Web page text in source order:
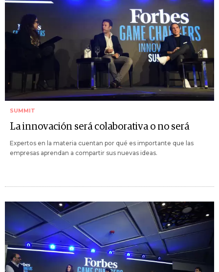
SUMMIT
La innovación será colaborativa o no será
Expertos en la materia cuentan por qué es importante que las
empresas aprendan a compartir sus nuevas ideas.